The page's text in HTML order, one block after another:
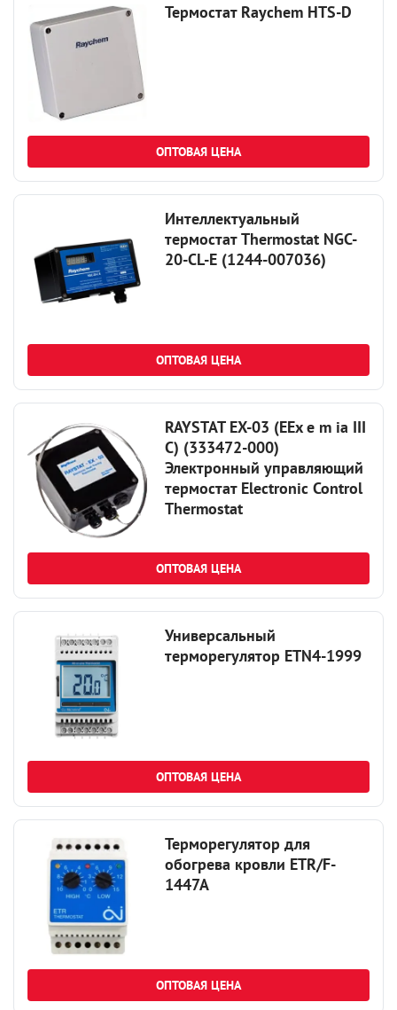
Термостат Raychem HTS-D
ОПТОВАЯ ЦЕНА
Интеллектуальный
термостат Thermostat NGC-
20-CL-E (1244-007036)
ОПТОВАЯ ЦЕНА
RAYSTAT EX-03 (EEx e m ia III
C) (333472-000)
Электронный управляющий
термостат Electronic Control
Thermostat
ОПТОВАЯ ЦЕНА
Универсальный
терморегулятор ETN4-1999
ОПТОВАЯ ЦЕНА
Терморегулятор для
обогрева кровли ETR/F-
1447A
ОПТОВАЯ ЦЕНА